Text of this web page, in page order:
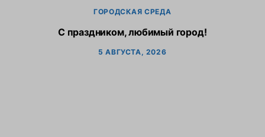
ГОРОДСКАЯ СРЕДА
С праздником, любимый город!
5 АВГУСТА, 2026